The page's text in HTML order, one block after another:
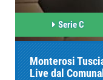
Serie C
Monterosi
Live dal